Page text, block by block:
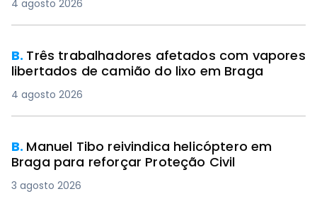
4 agosto 2026
B. Três trabalhadores afetados com vapores
libertados de camião do lixo em Braga
4 agosto 2026
B. Manuel Tibo reivindica helicóptero em
Braga para reforçar Proteção Civil
3 agosto 2026